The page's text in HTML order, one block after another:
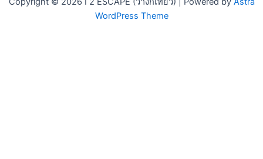
WordPress Theme